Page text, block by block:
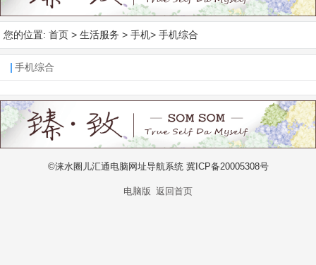
您的位置: 首页 > 生活服务 > 手机> 手机综合
手机综合
©涞水圈儿汇通电脑网址导航系统 冀ICP备20005308号
电脑版 返回首页